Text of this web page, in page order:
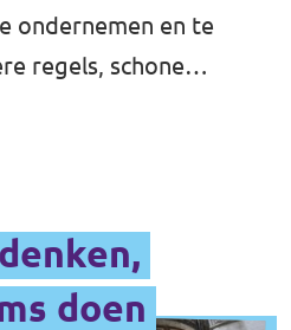
ondernemen en te
regels, schone
Geen loze
doen